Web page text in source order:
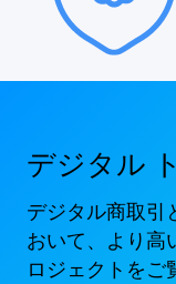
デジタル
デジタル商取引
おいて、より高
ロジェクトをご